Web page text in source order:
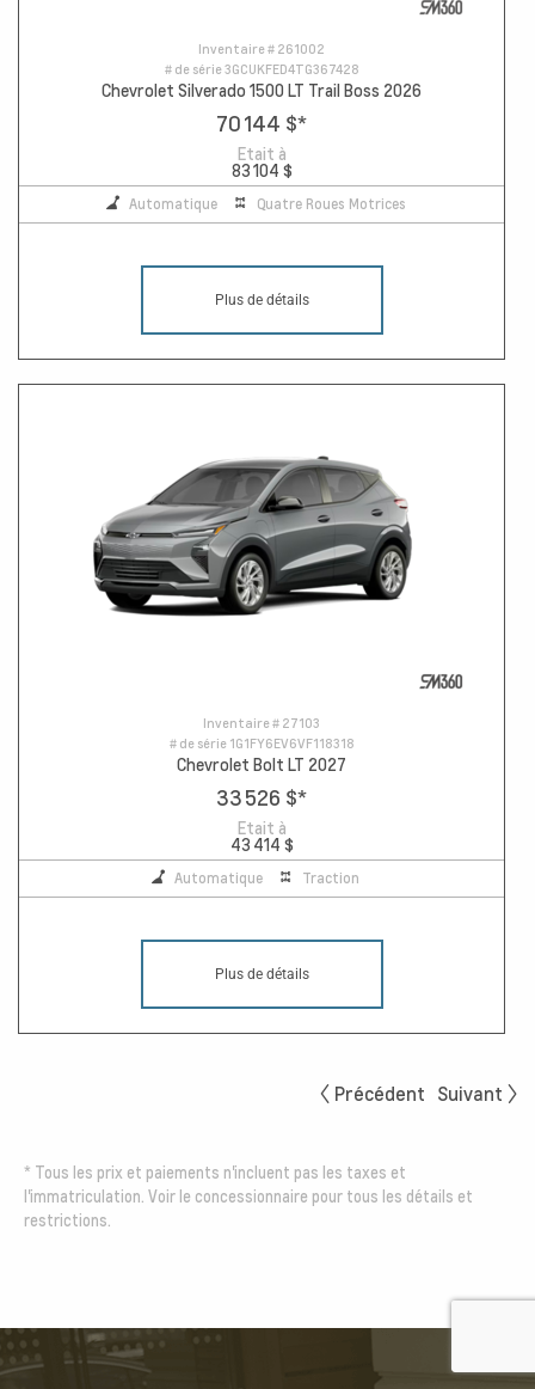
Inventaire # 261002
# de série3GCUKFED4TG367428
Chevrolet Silverado 1500 LT Trail Boss 2026
70 144 $*
Etait à
83 104 $
Automatique Quatre Roues Motrices
Plus de détails
Inventaire # 27103
# de série 1G1FY6EV6VF118318
Chevrolet Bolt LT 2027
33 526 $*
Etait à
43 414 $
Automatique Traction
Plus de détails
Précédent Suivant
* Tous les prix et paiements n'incluent pas les taxes et
l'immatriculation. Voir le concessionnaire pour tous les détails et
restrictions.